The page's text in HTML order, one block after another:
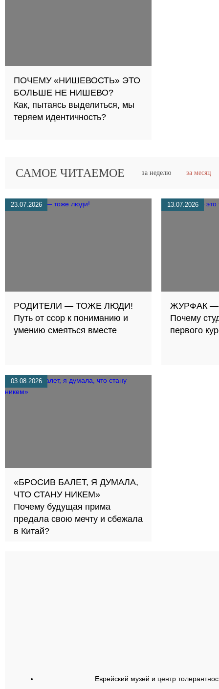
ПОЧЕМУ «НИШЕВОСТЬ» ЭТО
БОЛЬШЕ НЕ НИШЕВО?
Как, пытаясь выделиться, мы
теряем идентичность?
САМОЕ ЧИТАЕМОЕ за неделю за месяц
23.07.2026
РОДИТЕЛИ — ТОЖЕ ЛЮДИ!
Путь от ссор к пониманию и
умению смеяться вместе
13.07.2026
ЖУРФАК —
Почему
первого
03.08.2026
«БРОСИВ БАЛЕТ, Я ДУМАЛА,
ЧТО СТАНУ НИКЕМ»
Почему будущая прима
предала свою мечту и сбежала
в Китай?
Еврейский музей и центр